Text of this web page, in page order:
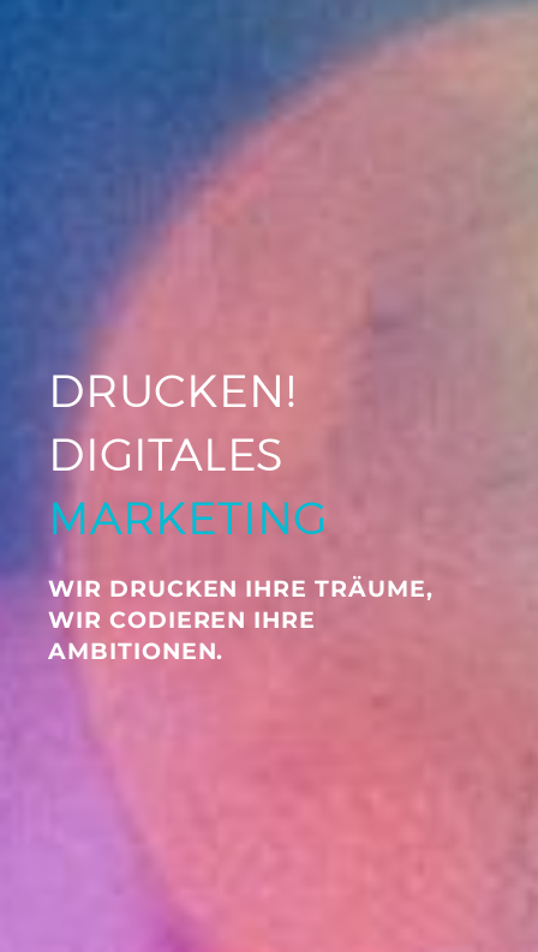
DRUCKEN!
DIGITALES
MARKETING
WIR DRUCKEN IHRE TRÄUME,
WIR CODIEREN IHRE
AMBITIONEN.